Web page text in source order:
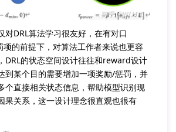
对DRL算法学习很友好，在有对口
的前提下，对算法工作者来说也更容
DRL的状态空间设计往往和reward设计
到某个目的需要增加一项奖励/惩罚，并
个直接相关状态信息，帮助模型识别现
果关系，这一设计理念很直观也很有